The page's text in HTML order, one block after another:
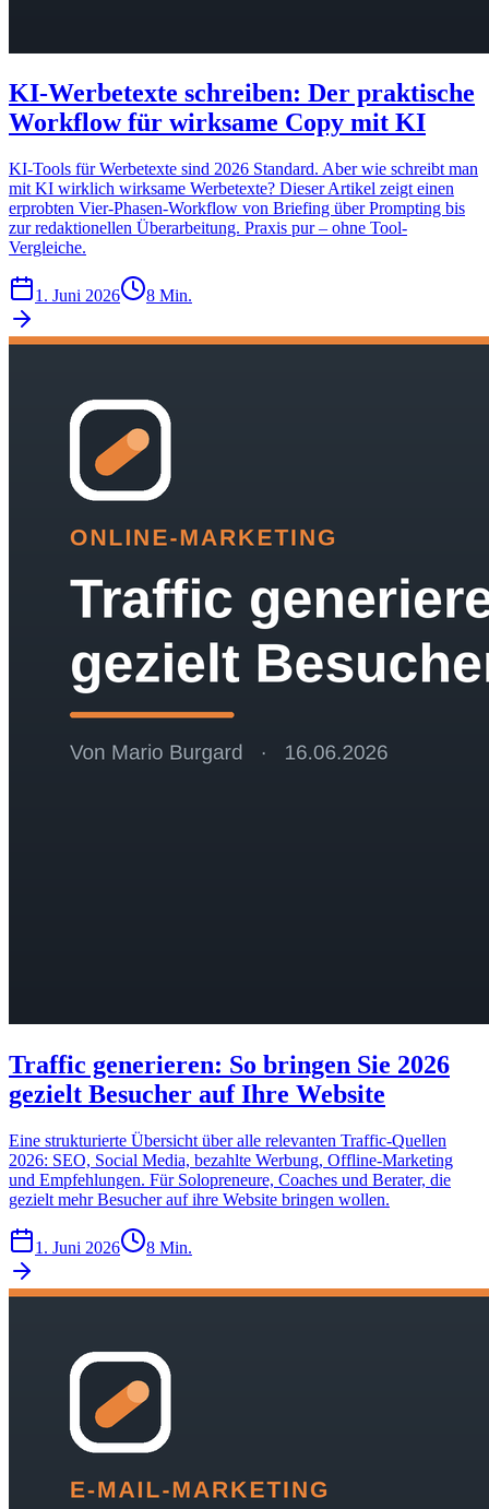
KI-Werbetexte schreiben: Der praktische
Workflow für wirksame Copy mit KI
KI-Tools für Werbetexte sind 2026 Standard. Aber wie schreibt man
mit KI wirklich wirksame Werbetexte? Dieser Artikel zeigt einen
erprobten Vier-Phasen-Workflow von Briefing über Prompting bis
zur redaktionellen Überarbeitung. Praxis pur – ohne Tool-
Vergleiche.
1. Juni 2026 8 Min.
Traffic generieren: So bringen Sie 2026
gezielt Besucher auf Ihre Website
Eine strukturierte Übersicht über alle relevanten Traffic-Quellen
2026: SEO, Social Media, bezahlte Werbung, Offline-Marketing
und Empfehlungen. Für Solopreneure, Coaches und Berater, die
gezielt mehr Besucher auf ihre Website bringen wollen.
1. Juni 2026 8 Min.